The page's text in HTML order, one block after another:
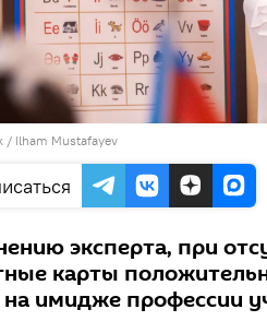
/ Ilham Mustafayev
эксперта, при
карты
на имидже профессии